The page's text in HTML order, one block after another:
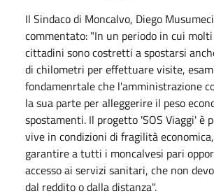
Il Sindaco di Moncalvo, Diego
commentato: "In un periodo in cui
cittadini sono costretti a spostarsi
di chilometri per effettuare visite,
fondamenrtale che l'amministrazione
la sua parte per alleggerire il peso
spostamenti. Il progetto 'SOS Viaggi' è
vive in condizioni di fragilità
garantire a tutti i moncalvesi pari
accesso ai servizi sanitari, che non
dal reddito o dalla distanza".